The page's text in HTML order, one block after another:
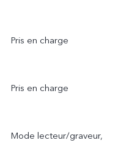
Pris en charge
Pris en charge
Mode lecteur/graveur,